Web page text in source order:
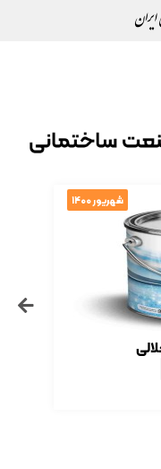
شهریور 1400